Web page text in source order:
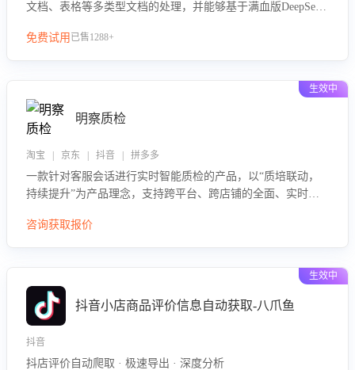
文档、表格等多类型文档的处理，并能够基于满血版DeepSeek
助用户高效管理和利用知识资源。通过该产品，用户可以轻松
免费试用 已售1288+
生效中
明察质检
淘宝 | 京东 | 抖音 | 拼多多
一款针对客服会话进行实时智能质检的产品，以“质培联动，
持续提升”为产品理念，支持跨平台、跨店铺的全面、实时、
队的销服能力。
咨询获取报价
生效中
抖音小店商品评价信息自动获取-八爪鱼
抖音
抖店评价自动爬取 · 极速导出 · 深度分析